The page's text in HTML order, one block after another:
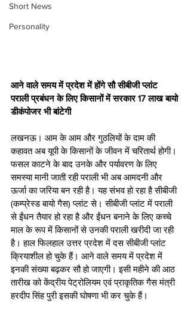
Short News
Personality
आने वाले समय में प्रदेश में होंगे सौ सीबीजी प्लांट
पराली प्रबंधन के लिए किसानों में सरकार 17 लाख बायो
डीकंपोजर भी बांटेगी
लखनऊ। आम के आम और गुठलियों के दाम की
कहावत अब यूपी के किसानों के जीवन में चरितार्थ होगी।
फसल काटने के बाद उनके और पर्यावरण के लिए
समस्या मानी जाती रही पराली भी अब आमदनी और
ऊर्जा का जरिया बन रही है। यह संभव हो रहा है सीबीजी
(कम्प्रेस्ड बायो गैस) प्लांट से। सीबीजी प्लांट में पराली
से ईंधन तैयार हो रहा है और ईंधन बनाने के लिए कच्चे
माल के रूप में किसानों से उनकी पराली खरीदी जा रही
है। हाल फिलहाल उत्तर प्रदेश में दस सीबीजी प्लांट
क्रियाशील हो चुके हैं। आने वाले समय में प्रदेश में
इनकी संख्या बढ़कर सौ हो जाएगी। इसी महीने की आठ
तारीख को केंद्रीय पेट्रोलियम एवं प्राकृतिक गैस मंत्री
हरदीप सिंह पुरी इसकी घोषणा भी कर चुके हैं।